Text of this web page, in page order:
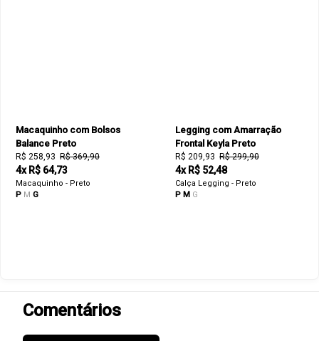
Macaquinho com Bolsos
Balance Preto
R$ 258,93 R$ 369,90
4x R$ 64,73
Macaquinho - Preto
P M G
Legging com Amarração
Frontal Keyla Preto
R$ 209,93 R$ 299,90
4x R$ 52,48
Calça Legging - Preto
P M G
Comentários